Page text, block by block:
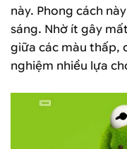
này. Phong cách
sáng. Nhờ ít gây
giữa các màu thấp,
nghiệm nhiều lựa